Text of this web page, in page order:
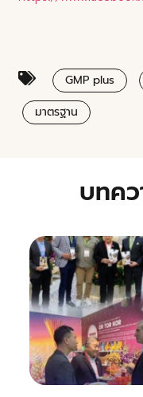
GMP plus
มาตรฐาน
บทค